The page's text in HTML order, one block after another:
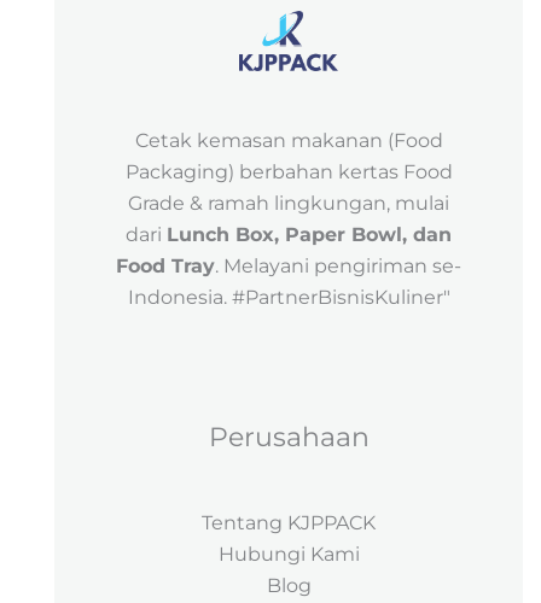
Cetak kemasan makanan (Food
Packaging) berbahan kertas Food
Grade & ramah lingkungan, mulai
dari Lunch Box, Paper Bowl, dan
Food Tray. Melayani pengiriman se-
Indonesia. #PartnerBisnisKuliner"
Perusahaan
Tentang KJPPACK
Hubungi Kami
Blog